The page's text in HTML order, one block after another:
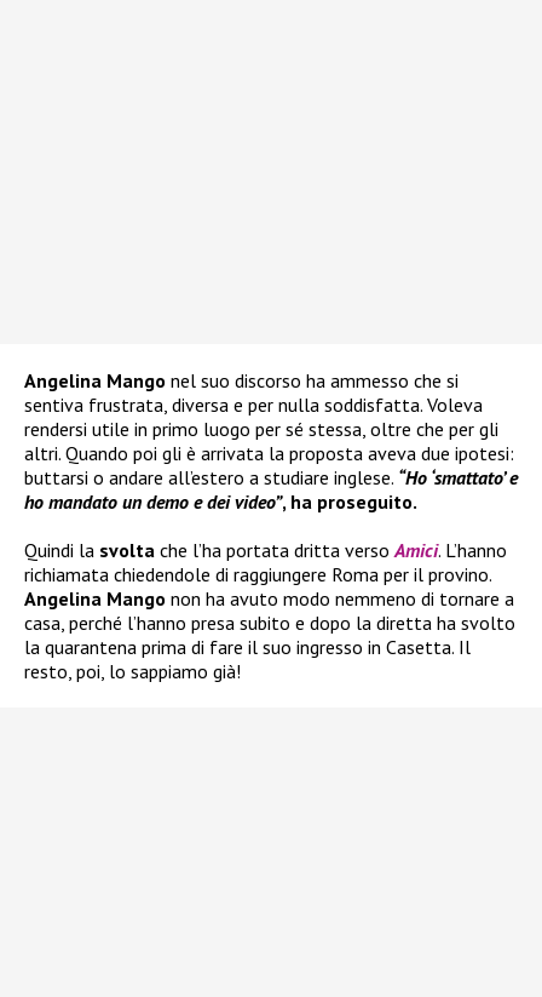
Angelina Mango nel suo discorso ha ammesso che si
sentiva frustrata, diversa e per nulla soddisfatta. Voleva
rendersi utile in primo luogo per sé stessa, oltre che per gli
altri. Quando poi gli è arrivata la proposta aveva due ipotesi:
buttarsi o andare all’estero a studiare inglese. “Ho ‘smattato’ e
ho mandato un demo e dei video”, ha proseguito.
Quindi la svolta che l’ha portata dritta verso Amici. L’hanno
richiamata chiedendole di raggiungere Roma per il provino.
Angelina Mango non ha avuto modo nemmeno di tornare a
casa, perché l’hanno presa subito e dopo la diretta ha svolto
la quarantena prima di fare il suo ingresso in Casetta. Il
resto, poi, lo sappiamo già!